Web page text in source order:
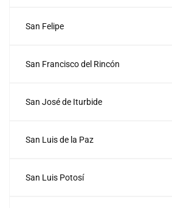
San Felipe
San Francisco del Rincón
San José de Iturbide
San Luis de la Paz
San Luis Potosí